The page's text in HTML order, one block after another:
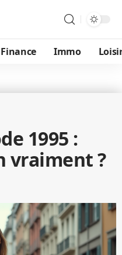
Finance Immo
1995 :
vraiment ?